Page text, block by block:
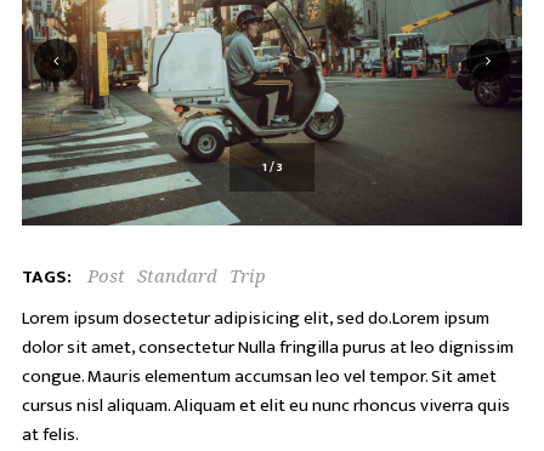
1/3
TAGS: Post Standard Trip
Lorem ipsum dosectetur adipisicing elit, sed do.Lorem ipsum
dolor sit amet, consectetur Nulla fringilla purus at leo dignissim
congue. Mauris elementum accumsan leo vel tempor. Sit amet
cursus nisl aliquam. Aliquam et elit eu nunc rhoncus viverra quis
at felis.